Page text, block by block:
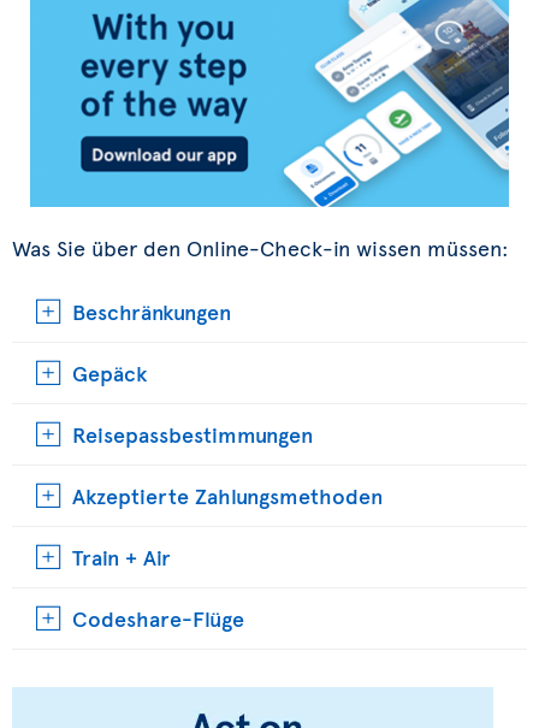
Was Sie über den Online-Check-in wissen müssen:
Beschränkungen
Gepäck
Reisepassbestimmungen
Akzeptierte Zahlungsmethoden
Train + Air
Codeshare-Flüge